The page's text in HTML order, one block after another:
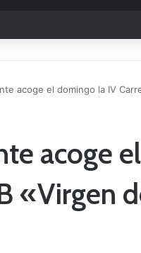
acoge el domingo la IV
acoge
«Virgen